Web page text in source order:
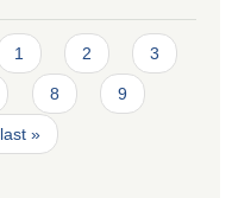
1 2 3
8 9
last »